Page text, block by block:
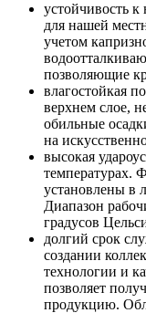
устойчивость к
для нашей
учетом
позволяющие
влагостойкая
верхнем слое,
обильные
на
высокая
температурах.
установлены в
Диапазон
градусов
долгий срок
создании
технологии и
позволяет
продукцию.